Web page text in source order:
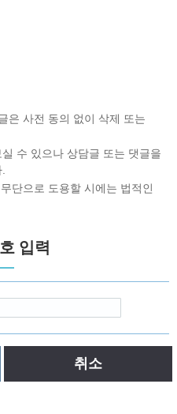
은 사전 동의 없이 삭제 또는
수 있으나 상담글 또는 댓글을
단으로 도용할 시에는 법적인
입력
취소